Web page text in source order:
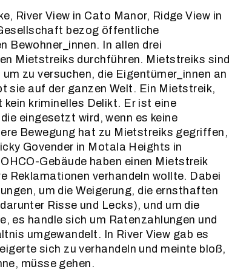
River View in Cato Manor, Ridge View in
bezog öffentliche
Bewohner_innen. In allen drei
Mietstreiks durchführen. Mietstreiks sind
zu versuchen, die Eigentümer_innen an
sie auf der ganzen Welt. Ein Mietstreik,
kriminelles Delikt. Er ist eine
eingesetzt wird, wenn es keine
Bewegung hat zu Mietstreiks gegriffen,
Govender in Motala Heights in
Gebäude haben einen Mietstreik
Reklamationen verhandeln wollte. Dabei
um die Weigerung, die ernsthaften
Risse und Lecks), und um die
es handle sich um Ratenzahlungen und
umgewandelt. In River View gab es
sich zu verhandeln und meinte bloß,
müsse gehen.